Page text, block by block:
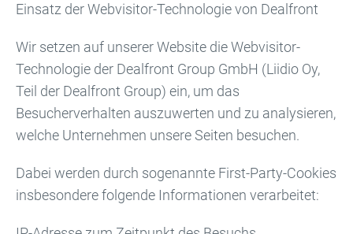
Einsatz der Webvisitor-Technologie von Dealfront
Wir setzen auf unserer Website die Webvisitor-
Technologie der Dealfront Group GmbH (Liidio Oy,
Teil der Dealfront Group) ein, um das
Besucherverhalten auszuwerten und zu analysieren,
welche Unternehmen unsere Seiten besuchen.
Dabei werden durch sogenannte First-Party-Cookies
insbesondere folgende Informationen verarbeitet: